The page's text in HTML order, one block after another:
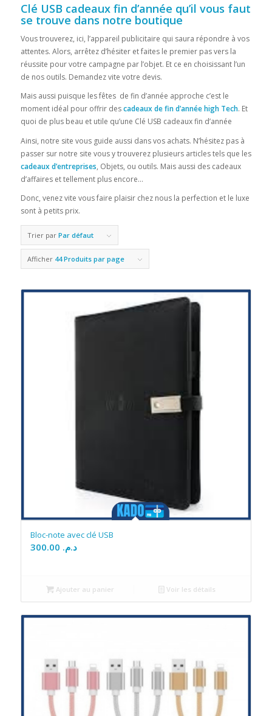
Clé USB cadeaux fin d’année qu’il vous faut
se trouve dans notre boutique
Vous trouverez, ici, l’appareil publicitaire qui saura répondre à vos
attentes. Alors, arrêtez d’hésiter et faites le premier pas vers la
réussite pour votre campagne par l’objet. Et ce en choisissant l’un
de nos outils. Demandez vite votre devis.
Mais aussi puisque les fêtes de fin d’année approche c’est le
moment idéal pour offrir descadeaux de fin d’année high Tech. Et
quoi de plus beau et utile qu’une Clé USB cadeaux fin d’année
Ainsi, notre site vous guide aussi dans vos achats. N’hésitez pas à
passer sur notre site vous y trouverez plusieurs articles tels que les
cadeaux d’entreprises, Objets, ou outils. Mais aussi des cadeaux
d’affaires et tellement plus encore…
Donc, venez vite vous faire plaisir chez nous la perfection et le luxe
sont à petits prix.
Trier par Par défaut
Afficher 44 Produits par page
Bloc-note avec clé USB
د.م.
Ajouter au panier Voir les détails